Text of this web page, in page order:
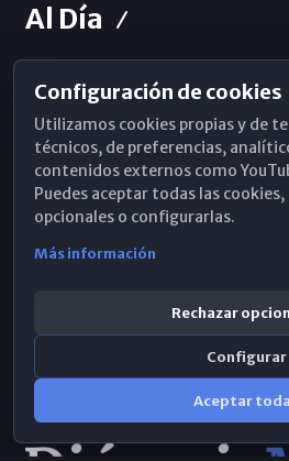
Al Día
Horarios de Misa
Hemeroteca
WhatsApp
Configuración de cookies
Utilizamos cookies propias y de
técnicos, de preferencias,
contenidos externos como
Puedes aceptar todas las cookies,
opcionales o configurarlas.
Más información
Rechazar
Configurar
Aceptar